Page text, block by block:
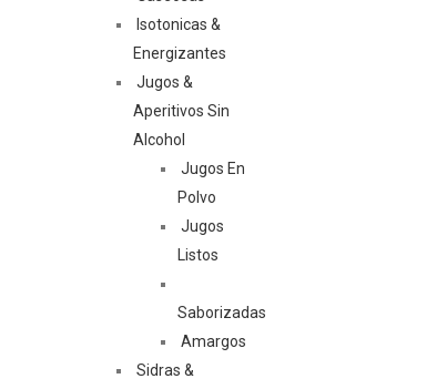
Isotonicas &
Energizantes
Jugos &
Aperitivos Sin
Alcohol
Jugos En
Polvo
Jugos
Listos
Saborizadas
Amargos
Sidras &